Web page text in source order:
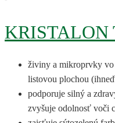
živiny a mikroprvky
listovou plochou
podporuje silný a
zvyšuje odolnosť voči